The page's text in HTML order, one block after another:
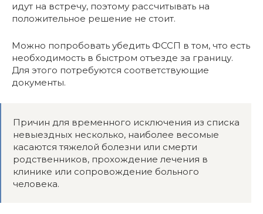
идут на встречу, поэтому рассчитывать на
положительное решение не стоит.
Можно попробовать убедить ФССП в том, что есть
необходимость в быстром отъезде за границу.
Для этого потребуются соответствующие
документы.
Причин для временного исключения из списка
невыездных несколько, наиболее весомые
касаются тяжелой болезни или смерти
родственников, прохождение лечения в
клинике или сопровождение больного
человека.